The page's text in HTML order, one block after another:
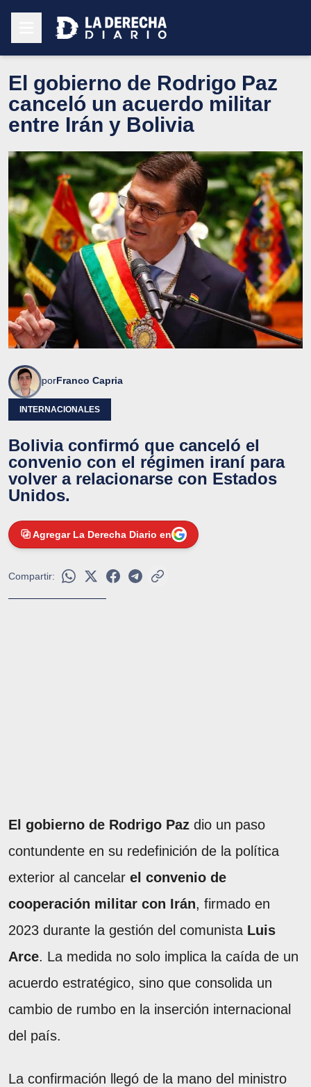
El gobierno de Rodrigo Paz
canceló un acuerdo militar
entre Irán y Bolivia
porFranco Capria
INTERNACIONALES
Bolivia confirmó que canceló el
convenio con el régimen iraní para
volver a relacionarse con Estados
Unidos.
Agregar La Derecha Diario en
Compartir:
El gobierno de Rodrigo Paz dio un paso
contundente en su redefinición de la política
exterior al cancelar el convenio de
cooperación militar con Irán, firmado en
2023 durante la gestión del comunista Luis
Arce. La medida no solo implica la caída de un
acuerdo estratégico, sino que consolida un
cambio de rumbo en la inserción internacional
del país.
La confirmación llegó de la mano del ministro